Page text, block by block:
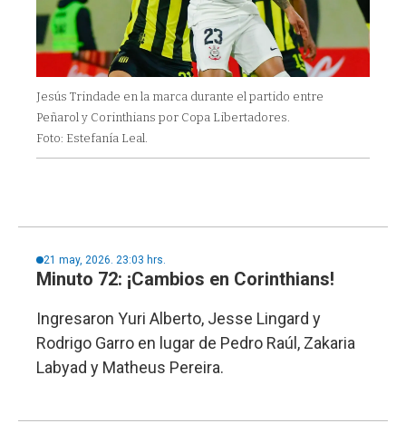
Jesús Trindade en la marca durante el partido entre
Peñarol y Corinthians por Copa Libertadores.
Foto: Estefanía Leal.
21 may, 2026. 23:03 hrs.
Minuto 72: ¡Cambios en Corinthians!
Ingresaron Yuri Alberto, Jesse Lingard y
Rodrigo Garro en lugar de Pedro Raúl, Zakaria
Labyad y Matheus Pereira.